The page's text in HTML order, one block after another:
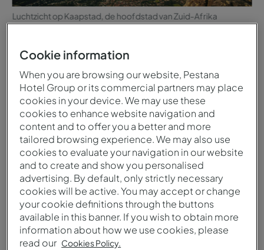
Luchtzicht op Kaapstad, de hoofdstad van Zuid-Afrika
Wanneer bezoeken
U kunt Zuid-Afrika het hele
jaar door bezoeken. Maar
als u op safari wilt gaan en
wilde dieren wilt spotten,
dan is het droge seizoen,
van mei tot en met
september, de beste
periode.
Klimaat
Het klimaat is subtropisch
en gematigd, met
traditioneel hete zomers
en drogere, mildere
winters.
Cookie information
When you are browsing our website, Pestana
Hotel Group or its commercial partners may place
cookies in your device. We may use these
cookies to enhance website navigation and
content and to offer you a better and more
tailored browsing experience. We may also use
cookies to evaluate your navigation in our website
and to create and show you personalised
advertising. By default, only strictly necessary
cookies will be active. You may accept or change
your cookie definitions through the buttons
available in this banner. If you wish to obtain more
information about how we use cookies, please
read our Cookies Policy.